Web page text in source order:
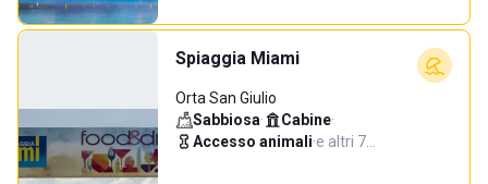
Spiaggia Miami
Orta San Giulio
Sabbiosa· Cabine·
Accesso animali·e altri 7…